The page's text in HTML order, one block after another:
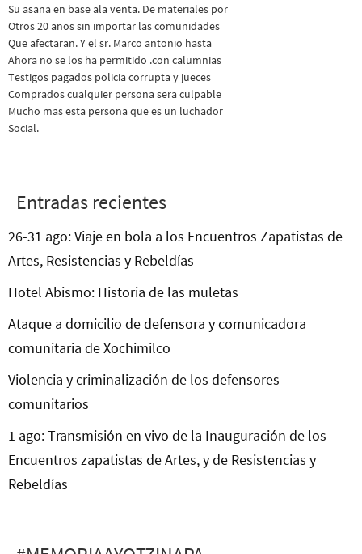
Su asana en base ala venta. De materiales por
Otros 20 anos sin importar las comunidades
Que afectaran. Y el sr. Marco antonio hasta
Ahora no se los ha permitido .con calumnias
Testigos pagados policia corrupta y jueces
Comprados cualquier persona sera culpable
Mucho mas esta persona que es un luchador
Social.
Entradas recientes
26-31 ago: Viaje en bola a los Encuentros Zapatistas de
Artes, Resistencias y Rebeldías
Hotel Abismo: Historia de las muletas
Ataque a domicilio de defensora y comunicadora
comunitaria de Xochimilco
Violencia y criminalización de los defensores
comunitarios
1 ago: Transmisión en vivo de la Inauguración de los
Encuentros zapatistas de Artes, y de Resistencias y
Rebeldías